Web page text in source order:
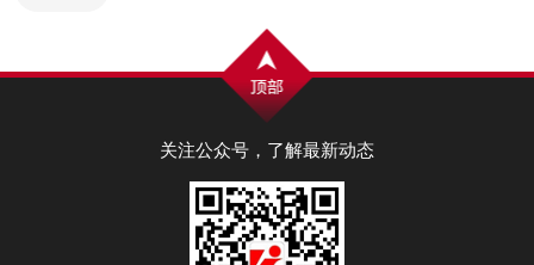
关注公众号，了解最新动态